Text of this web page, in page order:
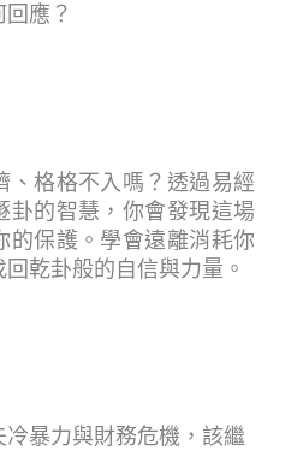
應？
、格格不入嗎？透過易經
卦的智慧，你會發現這場
的保護。學會遠離消耗你
乾卦般的自信與力量。
暴力與財務危機，該繼